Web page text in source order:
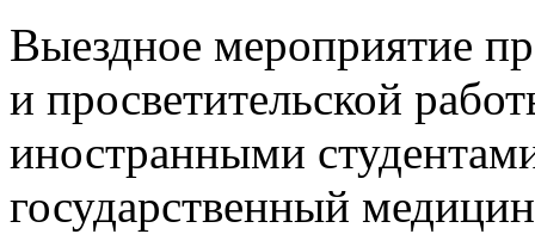
Выездное мероприятие
и просветительской
иностранными
государственный